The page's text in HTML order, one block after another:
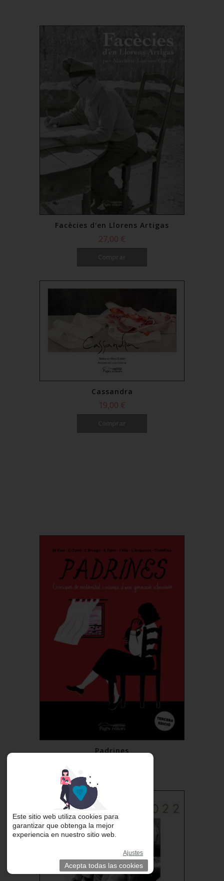
Facècies d'en Llorens Artigas
27,00 €
Cassandra
19,00 €
Padrines
Comprar
Este sitio web utiliza cookies para
garantizar que obtenga la mejor
experiencia en nuestro sitio web.
Ajustes
Acepta todas las cookies